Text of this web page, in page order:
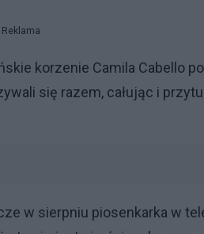
Reklama
korzenie Camila Cabello
się razem, całując i
w sierpniu piosenkarka w